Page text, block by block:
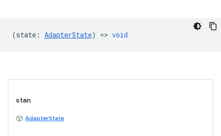
(state : AdapterState) => void
stan
AdapterState